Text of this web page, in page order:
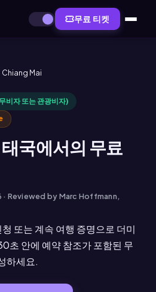
무료 티켓
Chiang Mai
비자 또는 관광비자)
국에서의 무료
· Reviewed by Marc Hoffmann,
또는 계속 여행 증명으로 더미
초 안에 예약 참조가 포함된 무
하세요.